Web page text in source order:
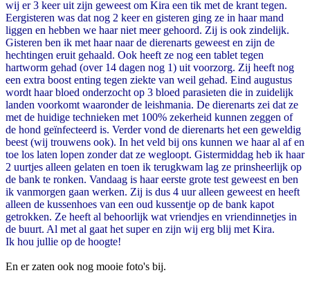
wij er 3 keer uit zijn geweest om Kira een tik met de krant tegen.
Eergisteren was dat nog 2 keer en gisteren ging ze in haar mand
liggen en hebben we haar niet meer gehoord. Zij is ook zindelijk.
Gisteren ben ik met haar naar de dierenarts geweest en zijn de
hechtingen eruit gehaald. Ook heeft ze nog een tablet tegen
hartworm gehad (over 14 dagen nog 1) uit voorzorg. Zij heeft nog
een extra boost enting tegen ziekte van weil gehad. Eind augustus
wordt haar bloed onderzocht op 3 bloed parasieten die in zuidelijk
landen voorkomt waaronder de leishmania. De dierenarts zei dat ze
met de huidige technieken met 100% zekerheid kunnen zeggen of
de hond geïnfecteerd is. Verder vond de dierenarts het een geweldig
beest (wij trouwens ook). In het veld bij ons kunnen we haar al af en
toe los laten lopen zonder dat ze wegloopt. Gistermiddag heb ik haar
2 uurtjes alleen gelaten en toen ik terugkwam lag ze prinsheerlijk op
de bank te ronken. Vandaag is haar eerste grote test geweest en ben
ik vanmorgen gaan werken. Zij is dus 4 uur alleen geweest en heeft
alleen de kussenhoes van een oud kussentje op de bank kapot
getrokken. Ze heeft al behoorlijk wat vriendjes en vriendinnetjes in
de buurt. Al met al gaat het super en zijn wij erg blij met Kira.
Ik hou jullie op de hoogte!
En er zaten ook nog mooie foto's bij.